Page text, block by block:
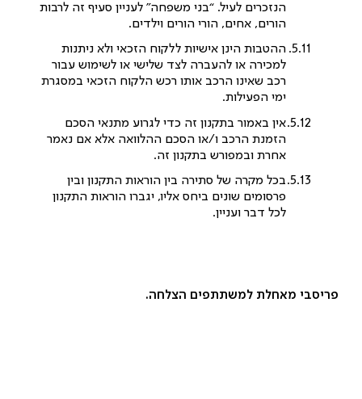
הנזכרים לעיל. “בני משפחה” לעניין סעיף זה לרבות
הורים, אחים, הורי הורים וילדים.
ההטבות הינן אישיות ללקוח הזכאי ולא ניתנות
למכירה או להעברה לצד שלישי או לשימוש עבור
רכב שאינו הרכב אותו רכש הלקוח הזכאי במסגרת
ימי הפעילות.
אין באמור בתקנון זה כדי לגרוע מתנאי הסכם
הזמנת הרכב ו/או הסכם ההלוואה אלא אם נאמר
אחרת ובמפורש בתקנון זה.
בכל מקרה של סתירה בין הוראות התקנון ובין
פרסומים שונים ביחס אליו, יגברו הוראות התקנון
לכל דבר ועניין.
פריסבי מאחלת למשתתפים הצלחה.